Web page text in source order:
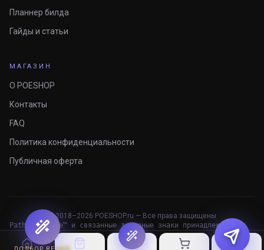
Планнер билда
Гайды и статьи
МАГАЗИН
О POESHOP
Контакты
FAQ
Политика конфиденциальности
Публичная оферта
© 2018–2026 POESHOP.ru — Все права защищены
Path of Exile™ и связанные товарные знаки принадлежат
Grinding Gear Games.